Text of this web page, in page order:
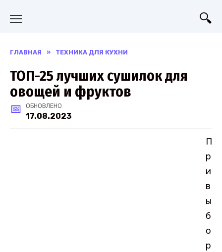
ГЛАВНАЯ » ТЕХНИКА ДЛЯ КУХНИ
ТОП-25 лучших сушилок для
овощей и фруктов
ОБНОВЛЕНО
17.08.2023
П
р
и
в
ы
б
о
р